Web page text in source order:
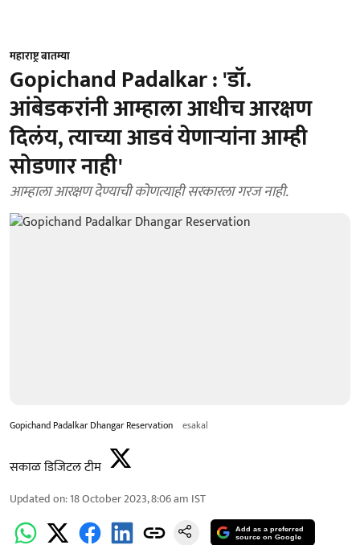
महाराष्ट्र बातम्या
Gopichand Padalkar : 'डॉ.
आंबेडकरांनी आम्हाला आधीच आरक्षण
दिलंय, त्याच्या आडवं येणाऱ्यांना आम्ही
सोडणार नाही'
आम्हाला आरक्षण देण्याची कोणत्याही सरकारला गरज नाही.
Gopichand Padalkar Dhangar Reservation esakal
सकाळ डिजिटल टीम
Updated on:18 October 2023, 8:06 am IST
Add as a preferred
source on Google